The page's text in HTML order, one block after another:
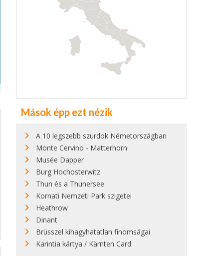
Mások épp ezt nézik
A 10 legszebb szurdok Németországban
Monte Cervino - Matterhorn
Musée Dapper
Burg Hochosterwitz
Thun és a Thunersee
Kornati Nemzeti Park szigetei
Heathrow
Dinant
Brüsszel kihagyhatatlan finomságai
Karintia kártya / Kärnten Card